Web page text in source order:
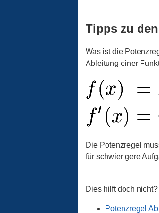
Tipps zu
Was ist die
Ableitung einer
Die Potenzregel
für schwierigere
Dies hilft doch
Potenzregel